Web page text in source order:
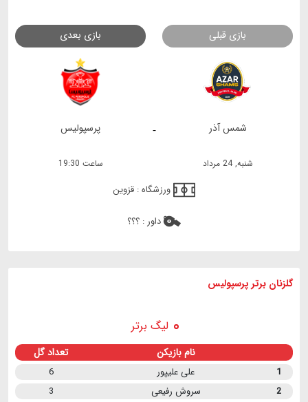
بازی قبلی بازی بعدی
- شمس آذر پرسپولیس
شنبه, 24 مرداد ساعت 19:30
ورزشگاه : قزوین
داور : ؟؟؟
گلزنان برتر پرسپولیس
لیگ برتر
نام بازیکن تعداد گل
1 علی علیپور
6
2
سروش رفیعی
3